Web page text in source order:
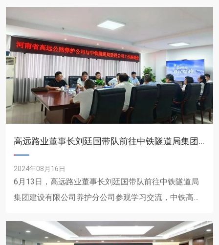
高远路业董事长刘廷国带队前往中铁隧道局集团建设有限公司养护分公司参观学习
2024年08月16日
6月13日，高远路业董事长刘廷国带队前往中铁隧道局
集团建设有限公司养护分公司参观学习交流，中铁高速
团建设有限公司......